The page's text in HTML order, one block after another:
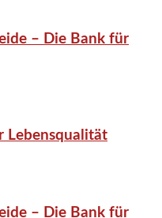
– Die Bank für
Lebensqualität
– Die Bank für